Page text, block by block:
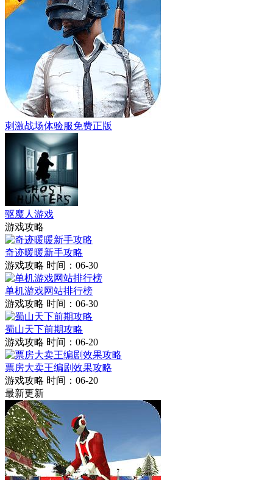
刺激战场体验服免费正版
驱魔人游戏
游戏攻略
奇迹暖暖新手攻略
游戏攻略 时间：06-30
单机游戏网站排行榜
游戏攻略 时间：06-30
蜀山天下前期攻略
游戏攻略 时间：06-20
票房大卖王编剧效果攻略
游戏攻略 时间：06-20
最新更新